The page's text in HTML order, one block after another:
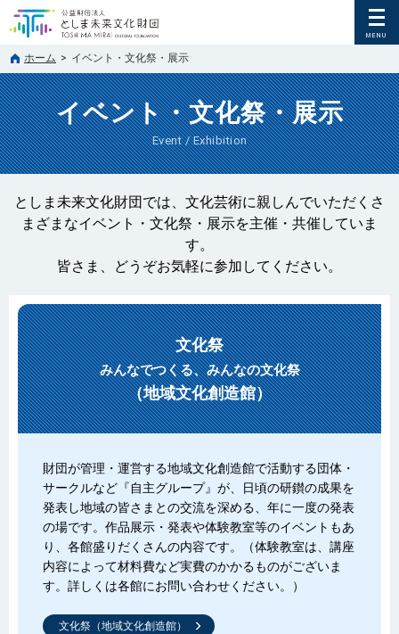
ホーム > イベント・文化祭・展示
イベント・文化祭・展示
Event / Exhibition
としま未来文化財団では、文化芸術に親しんでいただくさ
まざまなイベント・文化祭・展示を主催・共催していま
す。
皆さま、どうぞお気軽に参加してください。
文化祭
みんなでつくる、みんなの文化祭
（地域文化創造館）
財団が管理・運営する地域文化創造館で活動する団体・
サークルなど『自主グループ』が、日頃の研鑚の成果を
発表し地域の皆さまとの交流を深める、年に一度の発表
の場です。作品展示・発表や体験教室等のイベントもあ
り、各館盛りだくさんの内容です。（体験教室は、講座
内容によって材料費など実費のかかるものがございま
す。詳しくは各館にお問い合わせください。）
文化祭（地域文化創造館）